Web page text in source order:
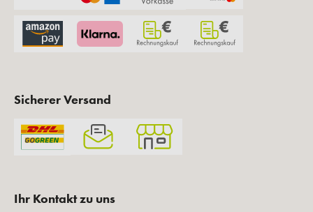
Sicherer Versand
Ihr Kontakt zu uns